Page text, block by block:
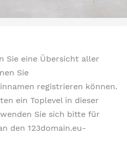
Sie eine Übersicht aller
Sie
registrieren können.
ein Toplevel in dieser
Sie sich bitte für
den 123domain.eu-